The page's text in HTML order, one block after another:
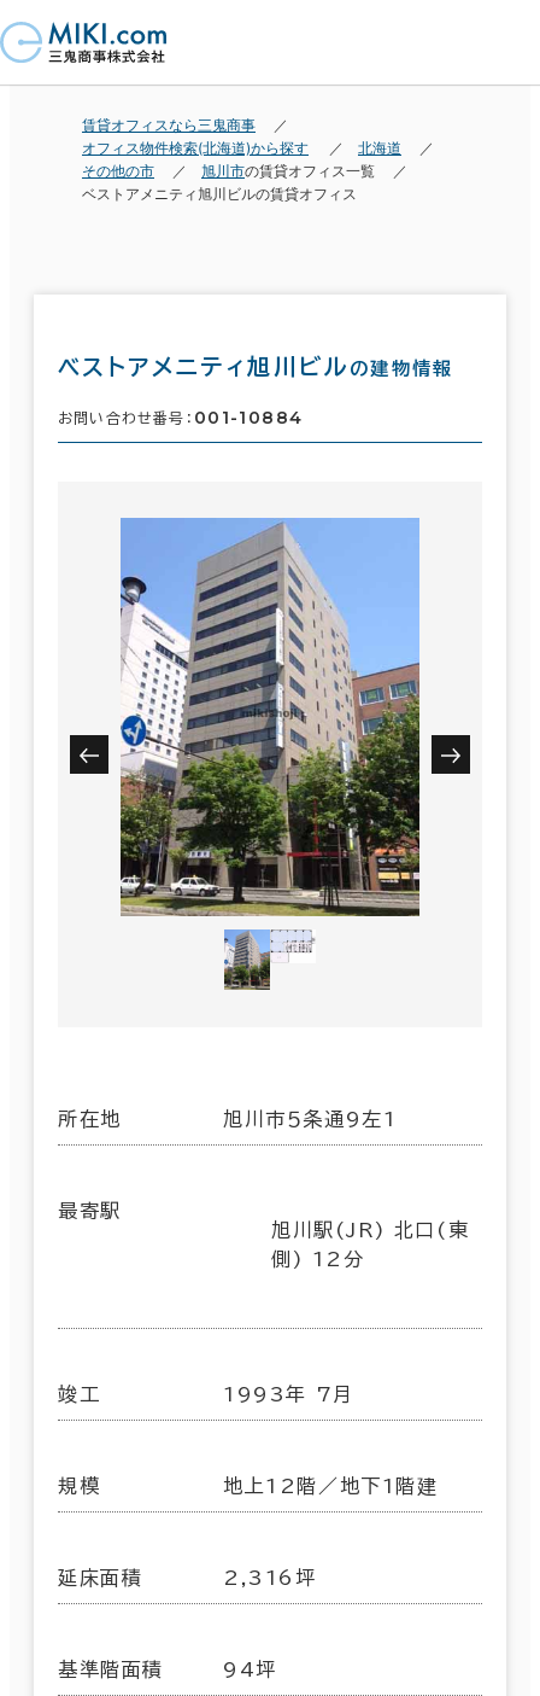
賃貸オフィスなら三鬼商事
オフィス物件検索(北海道)から探す
北海道
その他の市
旭川市の賃貸オフィス一覧
ベストアメニティ旭川ビルの賃貸オフィス
ベストアメニティ旭川ビル の建物情報
お問い合わせ番号： 001-10884
所在地 旭川市５条通9左1
最寄駅
旭川駅(JR) 北口(東
側) 12分
竣工 1993年 7月
規模 地上12階／地下1階建
延床面積 2,316坪
基準階面積 94坪